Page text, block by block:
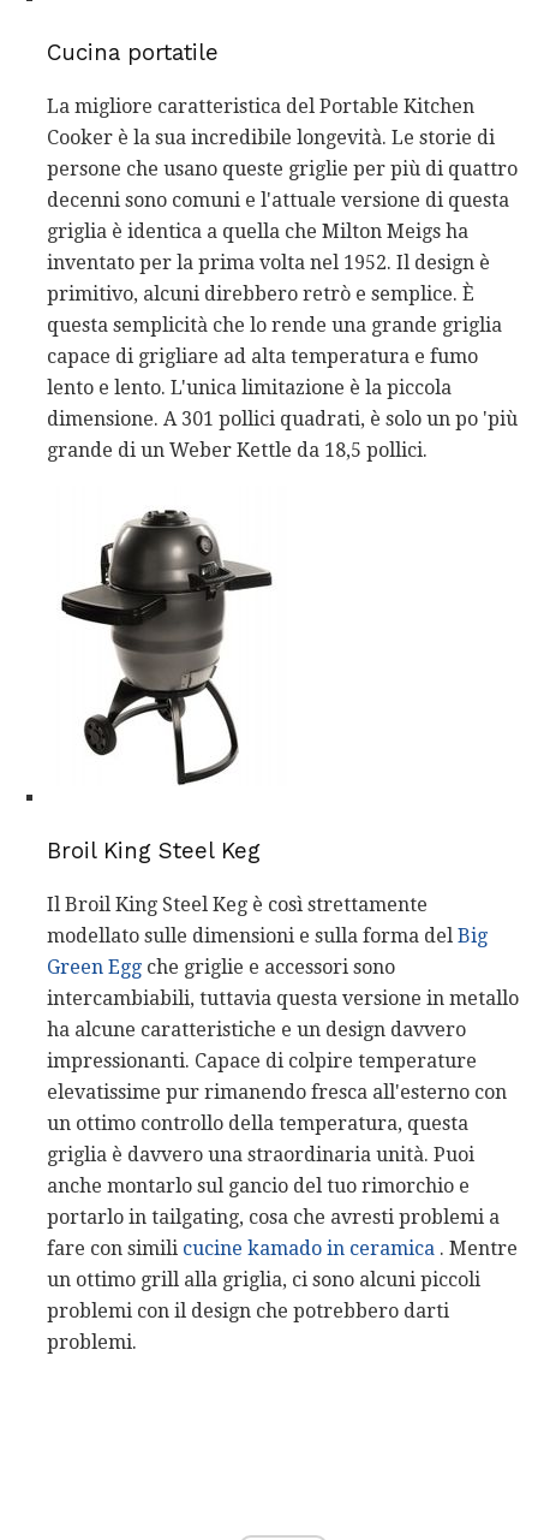
Cucina portatile
La migliore caratteristica del Portable Kitchen
Cooker è la sua incredibile longevità. Le storie di
persone che usano queste griglie per più di quattro
decenni sono comuni e l'attuale versione di questa
griglia è identica a quella che Milton Meigs ha
inventato per la prima volta nel 1952. Il design è
primitivo, alcuni direbbero retrò e semplice. È
questa semplicità che lo rende una grande griglia
capace di grigliare ad alta temperatura e fumo
lento e lento. L'unica limitazione è la piccola
dimensione. A 301 pollici quadrati, è solo un po 'più
grande di un Weber Kettle da 18,5 pollici.
Broil King Steel Keg
Il Broil King Steel Keg è così strettamente
modellato sulle dimensioni e sulla forma del Big
Green Egg che griglie e accessori sono
intercambiabili, tuttavia questa versione in metallo
ha alcune caratteristiche e un design davvero
impressionanti. Capace di colpire temperature
elevatissime pur rimanendo fresca all'esterno con
un ottimo controllo della temperatura, questa
griglia è davvero una straordinaria unità. Puoi
anche montarlo sul gancio del tuo rimorchio e
portarlo in tailgating, cosa che avresti problemi a
fare con simili cucine kamado in ceramica . Mentre
un ottimo grill alla griglia, ci sono alcuni piccoli
problemi con il design che potrebbero darti
problemi.